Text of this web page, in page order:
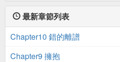
最新章節列表
Chapter10 錯的離譜
Chapter9 擁抱